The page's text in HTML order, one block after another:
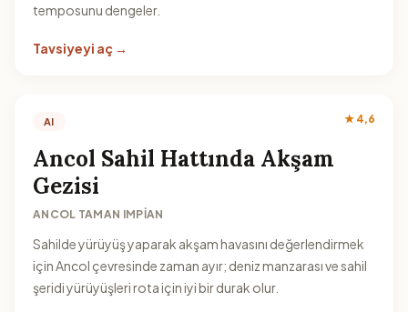
temposunu dengeler.
Tavsiyeyi aç →
AI ★ 4,6
Ancol Sahil Hattında Akşam
Gezisi
ANCOL TAMAN IMPIAN
Sahilde yürüyüş yaparak akşam havasını değerlendirmek
için Ancol çevresinde zaman ayır; deniz manzarası ve sahil
şeridi yürüyüşleri rota için iyi bir durak olur.